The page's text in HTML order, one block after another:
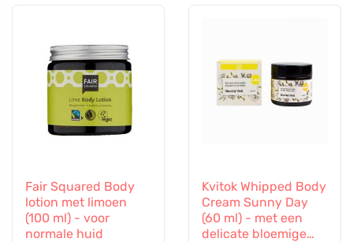
Fair Squared Body
lotion met limoen
(100 ml) - voor
normale huid
Kvitok Whipped Body
Cream Sunny Day
(60 ml) - met een
delicate bloemige